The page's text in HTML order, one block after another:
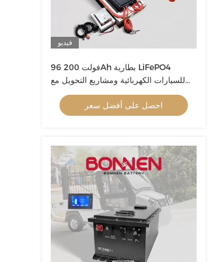
فيديو
96 فولت 200Ah بطارية LiFePO4
للسيارات الكهربائية ومشاريع التحويل مع
مراقبة LCD عن بعد
احصل على أفضل سعر